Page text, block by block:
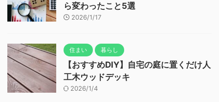
ら変わったこと5選
2026/1/17
住まい 暮らし
【おすすめDIY】自宅の庭に置くだけ人
工木ウッドデッキ
2026/1/4